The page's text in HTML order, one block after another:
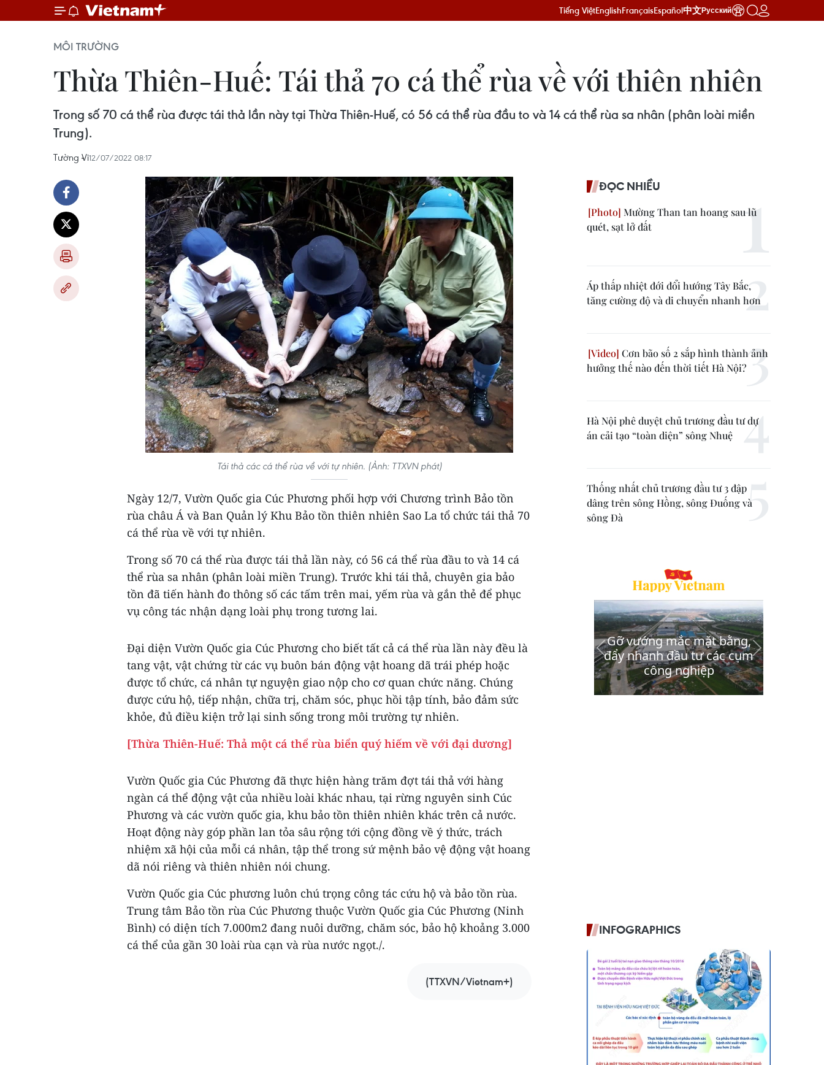
Tiếng ViệtEnglishFrançaisEspañol中文Русский
MÔI TRƯỜNG
Thừa Thiên-Huế: Tái thả 70 cá thể rùa về với thiên nhiên
Trong số 70 cá thể rùa được tái thả lần này tại Thừa Thiên-Huế, có 56 cá thể rùa đầu to và 14 cá thể rùa sa nhân (phân loài miền
Trung).
Tường Vi12/07/2022 08:17
Tái thả các cá thể rùa về với tự nhiên. (Ảnh: TTXVN phát)
Ngày 12/7, Vườn Quốc gia Cúc Phương phối hợp với Chương trình Bảo tồn
rùa châu Á và Ban Quản lý Khu Bảo tồn thiên nhiên Sao La tổ chức tái thả 70
cá thể rùa về với tự nhiên.
Trong số 70 cá thể rùa được tái thả lần này, có 56 cá thể rùa đầu to và 14 cá
thể rùa sa nhân (phân loài miền Trung). Trước khi tái thả, chuyên gia bảo
tồn đã tiến hành đo thông số các tấm trên mai, yếm rùa và gắn thẻ để phục
vụ công tác nhận dạng loài phụ trong tương lai.
Đại diện Vườn Quốc gia Cúc Phương cho biết tất cả cá thể rùa lần này đều là
tang vật, vật chứng từ các vụ buôn bán động vật hoang dã trái phép hoặc
được tổ chức, cá nhân tự nguyện giao nộp cho cơ quan chức năng. Chúng
được cứu hộ, tiếp nhận, chữa trị, chăm sóc, phục hồi tập tính, bảo đảm sức
khỏe, đủ điều kiện trở lại sinh sống trong môi trường tự nhiên.
[Thừa Thiên-Huế: Thả một cá thể rùa biển quý hiếm về với đại dương]
Vườn Quốc gia Cúc Phương đã thực hiện hàng trăm đợt tái thả với hàng
ngàn cá thể động vật của nhiều loài khác nhau, tại rừng nguyên sinh Cúc
Phương và các vườn quốc gia, khu bảo tồn thiên nhiên khác trên cả nước.
Hoạt động này góp phần lan tỏa sâu rộng tới cộng đồng về ý thức, trách
nhiệm xã hội của mỗi cá nhân, tập thể trong sứ mệnh bảo vệ động vật hoang
dã nói riêng và thiên nhiên nói chung.
Vườn Quốc gia Cúc phương luôn chú trọng công tác cứu hộ và bảo tồn rùa.
Trung tâm Bảo tồn rùa Cúc Phương thuộc Vườn Quốc gia Cúc Phương (Ninh
Bình) có diện tích 7.000m2 đang nuôi dưỡng, chăm sóc, bảo hộ khoảng 3.000
cá thể của gần 30 loài rùa cạn và rùa nước ngọt./.
(TTXVN/Vietnam+)
ĐỌC NHIỀU
Mường Than tan hoang sau lũ
quét, sạt lở đất
Áp thấp nhiệt đới đổi hướng Tây Bắc,
tăng cường độ và di chuyển nhanh hơn
Cơn bão số 2 sắp hình thành ảnh
hưởng thế nào đến thời tiết Hà Nội?
Hà Nội phê duyệt chủ trương đầu tư dự
án cải tạo “toàn diện” sông Nhuệ
Thống nhất chủ trương đầu tư 3 đập
dâng trên sông Hồng, sông Đuống và
sông Đà
INFOGRAPHICS